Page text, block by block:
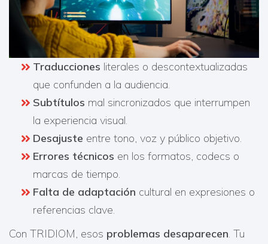
Traducciones literales o descontextualizadas
que confunden a la audiencia.
Subtítulos mal sincronizados que interrumpen
la experiencia visual.
Desajuste entre tono, voz y público objetivo.
Errores técnicos en los formatos, codecs o
marcas de tiempo.
Falta de adaptación cultural en expresiones o
referencias clave.
Con TRIDIOM, esos problemas desaparecen. Tu